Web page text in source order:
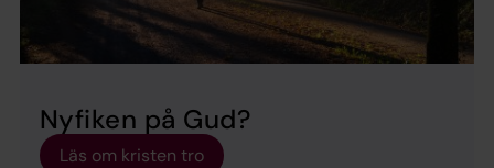
Nyfiken på Gud?
Läs om kristen tro